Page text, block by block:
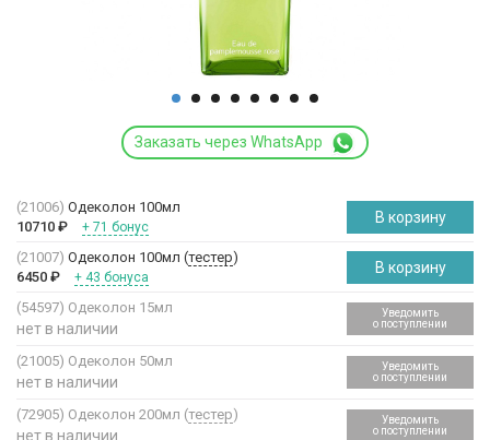
Заказать через WhatsApp
(21006) Одеколон 100мл
10710 ₽ + 71 бонус
В корзину
(21007) Одеколон 100мл (тестер)
6450 ₽ + 43 бонуса
В корзину
(54597) Одеколон 15мл
нет в наличии
Уведомить
о поступлении
(21005) Одеколон 50мл
нет в наличии
Уведомить
о поступлении
(72905) Одеколон 200мл (тестер)
нет в наличии
Уведомить
о поступлении